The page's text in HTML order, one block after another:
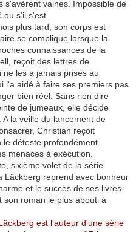
s'avèrent vaines. Impossible de
ou s'il s'est
plus tard, son corps est
se complique lorsque la
connaissances de la
reçoit des lettres de
les a jamais prises au
l'a aidé à faire ses premiers pas
bien réel. Sans rien dire
de jumeaux, elle décide
la veille du lancement de
Christian reçoit
le déteste profondément
menaces à exécution.
sixième volet de la série
Läckberg reprend avec bonheur
et le succès de ses livres.
son roman le plus abouti à
est l'auteur d'une série